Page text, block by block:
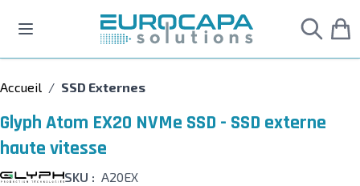
Accueil / SSD Externes
Glyph Atom EX20 NVMe SSD - SSD externe
haute vitesse
SKU : A20EX